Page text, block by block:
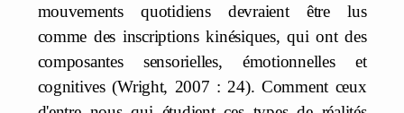
mouvements quotidiens devraient être lus
comme des inscriptions kinésiques, qui ont des
composantes sensorielles, émotionnelles et
cognitives (Wright, 2007 : 24). Comment ceux